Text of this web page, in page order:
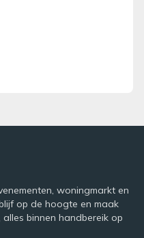
woningmarkt en
op de hoogte en maak
binnen handbereik op